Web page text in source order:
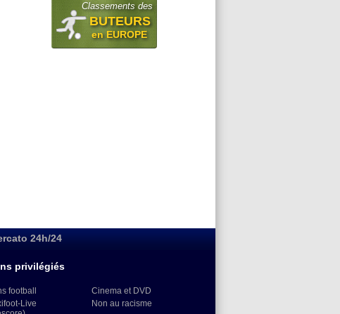
Classements des
BUTEURS
en EUROPE
24h/24
privilégiés
football
Live
Cinema et DVD
Non au racisme